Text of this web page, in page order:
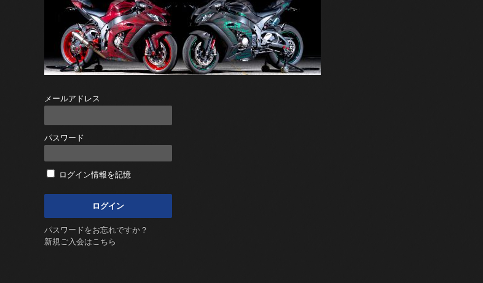
メールアドレス
パスワード
ログイン情報を記憶
パスワードをお忘れですか？
新規ご入会はこちら